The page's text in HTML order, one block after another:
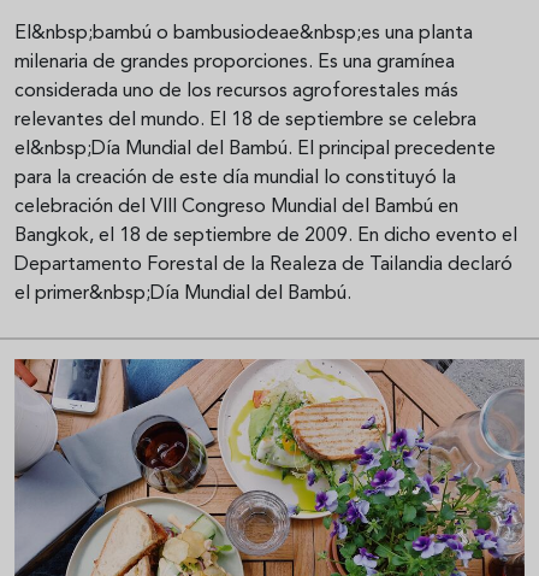
El&nbsp;bambú o bambusiodeae&nbsp;es una planta
milenaria de grandes proporciones. Es una gramínea
considerada uno de los recursos agroforestales más
relevantes del mundo. El 18 de septiembre se celebra
el&nbsp;Día Mundial del Bambú. El principal precedente
para la creación de este día mundial lo constituyó la
celebración del VIII Congreso Mundial del Bambú en
Bangkok, el 18 de septiembre de 2009. En dicho evento el
Departamento Forestal de la Realeza de Tailandia declaró
el primer&nbsp;Día Mundial del Bambú.